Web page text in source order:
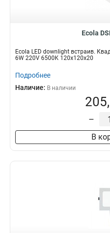
Ecola
Ecola LED downlight встраив.
6W 220V 6500K 120x120x20
Подробнее
Наличие: В наличии
–
В